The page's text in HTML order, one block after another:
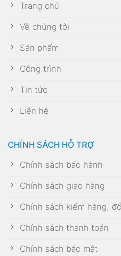
Trang chủ
Về chúng tôi
Sản phẩm
Công trình
Tin tức
Liên hệ
CHÍNH SÁCH HỖ TRỢ
Chính sách bảo hành
Chính sách giao hàng
Chính sách kiểm hàng,
Chính sách thanh toán
Chính sách bảo mật